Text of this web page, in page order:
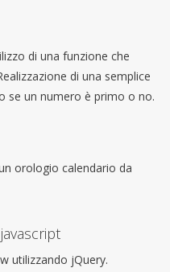
di una funzione che
di una semplice
se un numero è primo o no.
orologio calendario da
utilizzando jQuery.